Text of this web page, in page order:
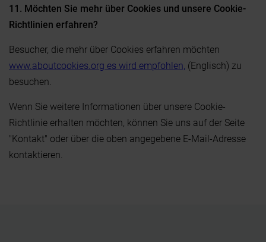
11. Möchten Sie mehr über Cookies und unsere Cookie-
Richtlinien erfahren?
Besucher, die mehr über Cookies erfahren möchten
www.aboutcookies.org es wird empfohlen, (Englisch) zu
besuchen.
Wenn Sie weitere Informationen über unsere Cookie-
Richtlinie erhalten möchten, können Sie uns auf der Seite
"Kontakt" oder über die oben angegebene E-Mail-Adresse
kontaktieren.